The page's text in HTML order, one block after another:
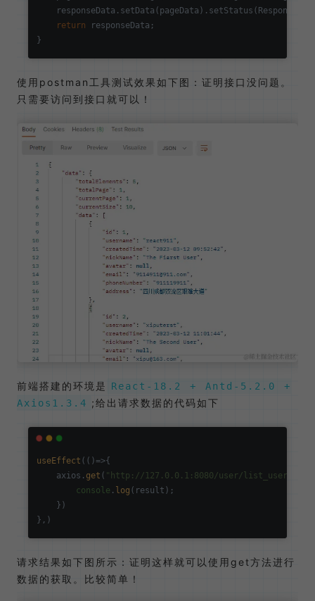
return responseData;
使用postman工具测试效果如下图：证明接口没问题。
只需要访问到接口就可以！
前端搭建的环境是
React-18.2 + Antd-5.2.0 +
Axios1.3.4 ;给出请求数据的代码如下
useEffect ( ()=>{
axios. get ( "http://127.0.0.1:8080/user/list_user.do"
console . log (result);
})
请求结果如下图所示：证明这样就可以使用get方法进行
数据的获取。比较简单！